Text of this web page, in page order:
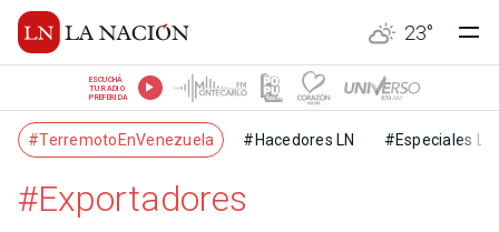
23°
ESCUCHÁ
TU RADIO
PREFERIDA
#TerremotoEnVenezuela #Hacedores LN #Especiales LN
#Exportadores